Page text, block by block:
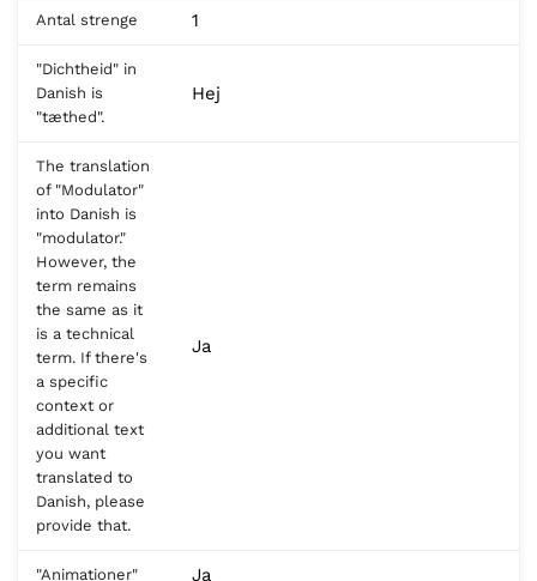
Antal strenge 1
"Dichtheid" in
Danish is
"tæthed".
Hej
The translation
of "Modulator"
into Danish is
"modulator."
However, the
term remains
the same as it
is a technical
term. If there's
a specific
context or
additional text
you want
translated to
Danish, please
provide that.
Ja
"Animationer" Ja